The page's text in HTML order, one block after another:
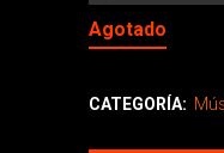
Agotado
CATEGORÍA: